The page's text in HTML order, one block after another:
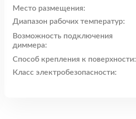
Место размещения:
Диапазон рабочих температур:
Возможность подключения
диммера:
Способ крепления к поверхности:
Класс электробезопасности: